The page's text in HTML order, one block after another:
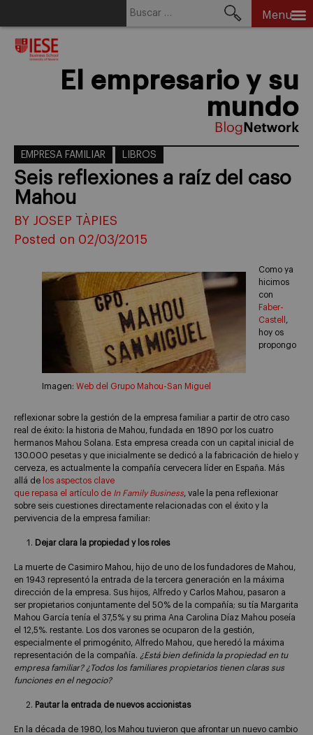
Menu
El empresario y su
mundo
EMPRESA FAMILIAR LIBROS
Seis reflexiones a raíz del caso
Mahou
BY JOSEP TÀPIES
Posted on 02/03/2015
Imagen: Web del Grupo Mahou-San Miguel
Como ya
hicimos
con
Faber-
Castell ,
hoy os
propongo
reflexionar sobre la gestión de la empresa familiar a partir de otro caso
real de éxito: la historia de Mahou, fundada en 1890 por los cuatro
hermanos Mahou Solana. Esta empresa creada con un capital inicial de
130.000 pesetas y que inicialmente se dedicó a la fabricación de hielo y
cerveza, es actualmente la compañía cervecera líder en España. Más
allá de los aspectos clave
que repasa el artículo de In Family Business, vale la pena reflexionar
sobre seis cuestiones directamente relacionadas con el éxito y la
pervivencia de la empresa familiar:
Dejar clara la propiedad y los roles
La muerte de Casimiro Mahou, hijo de uno de los fundadores de Mahou,
en 1943 representó la entrada de la tercera generación en la máxima
dirección de la empresa. Sus hijos, Alfredo y Carlos Mahou, pasaron a
ser propietarios conjuntamente del 50% de la compañía; su tía Margarita
Mahou García tenía el 37,5% y su prima Ana Carolina Díaz Mahou poseía
el 12,5%. restante. Los dos varones se ocuparon de la gestión,
especialmente el primogénito, Alfredo Mahou, que heredó la máxima
representación de la compañía. ¿Está bien definida la propiedad en tu
empresa familiar? ¿Todos los familiares propietarios tienen claras sus
funciones en el negocio?
Pautar la entrada de nuevos accionistas
En la década de 1980, los Mahou tuvieron que afrontar un nuevo cambio